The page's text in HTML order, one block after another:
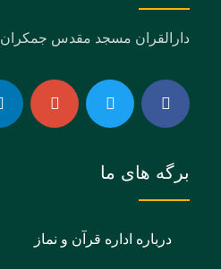
دارالقران مسجد مقدس جمکران
برگه های ما
درباره اداره قرآن و نماز